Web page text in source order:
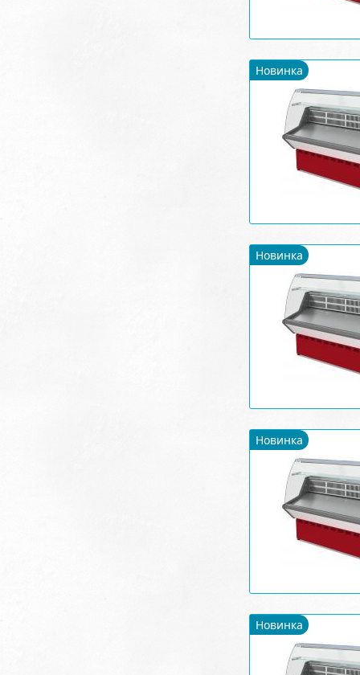
Новинка
Новинка
Новинка
Новинка